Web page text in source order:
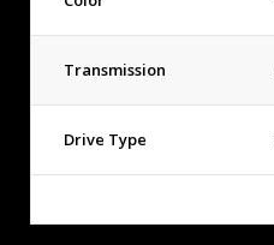
Transmission
Drive Type